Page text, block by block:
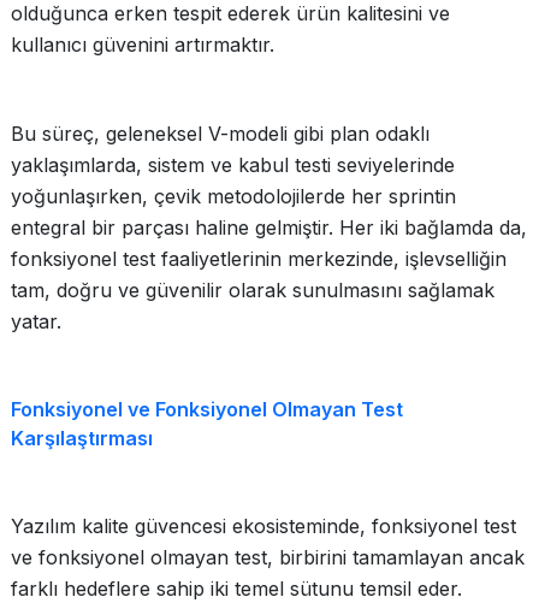
olduğunca erken tespit ederek ürün kalitesini ve
kullanıcı güvenini artırmaktır.
Bu süreç, geleneksel V-modeli gibi plan odaklı
yaklaşımlarda, sistem ve kabul testi seviyelerinde
yoğunlaşırken, çevik metodolojilerde her sprintin
entegral bir parçası haline gelmiştir. Her iki bağlamda da,
fonksiyonel test faaliyetlerinin merkezinde, işlevselliğin
tam, doğru ve güvenilir olarak sunulmasını sağlamak
yatar.
Fonksiyonel ve Fonksiyonel Olmayan Test
Karşılaştırması
Yazılım kalite güvencesi ekosisteminde, fonksiyonel test
ve fonksiyonel olmayan test, birbirini tamamlayan ancak
farklı hedeflere sahip iki temel sütunu temsil eder.